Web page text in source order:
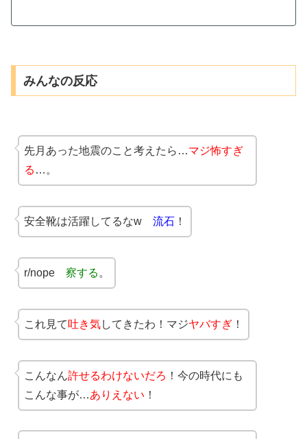
みんなの反応
先月あった地震のこと考えたら…マジ怖すぎ
る …。
安全靴は活躍してるなw 流石 ！
r/nope 察する 。
これ見て吐き気してきたわ！マジヤバすぎ ！
こんなん許せるわけないだろ ！今の時代にも
こんな事が…ありえない ！